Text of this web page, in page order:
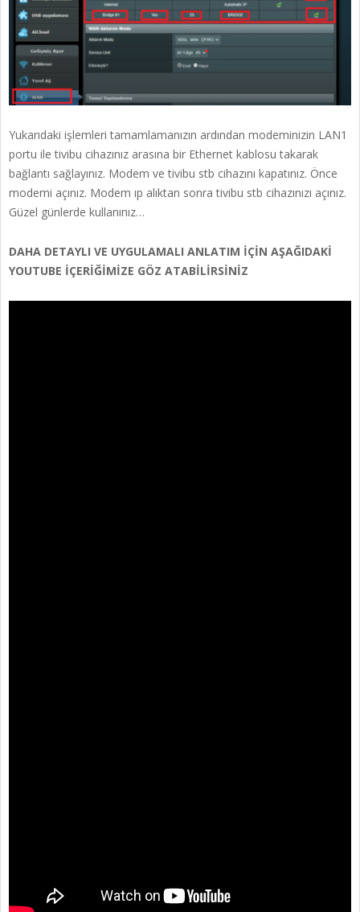
Yukarıdaki işlemleri tamamlamanızın ardından modeminizin LAN1
portu ile tivibu cihazınız arasına bir Ethernet kablosu takarak
bağlantı sağlayınız. Modem ve tivibu stb cihazını kapatınız. Önce
modemi açınız. Modem ıp alıktan sonra tivibu stb cihazınızı açınız.
Güzel günlerde kullanınız…
DAHA DETAYLI VE UYGULAMALI ANLATIM İÇİN AŞAĞIDAKİ
YOUTUBE İÇERİĞİMİZE GÖZ ATABİLİRSİNİZ